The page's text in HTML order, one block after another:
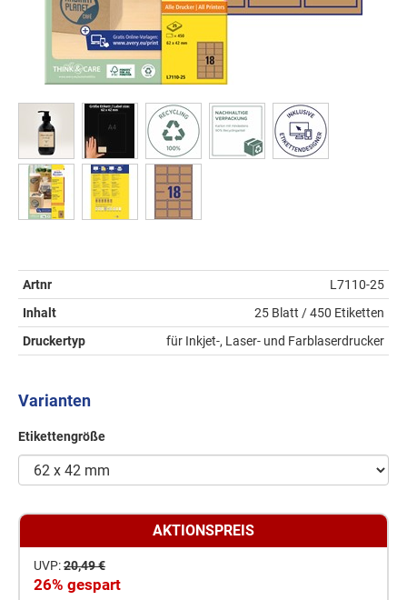
Artnr
L7110-25
Inhalt
25 Blatt / 450 Etiketten
Druckertyp
für Inkjet-, Laser- und Farblaserdrucker
Varianten
Etikettengröße
AKTIONSPREIS
UVP:20,49 €
26% gespart